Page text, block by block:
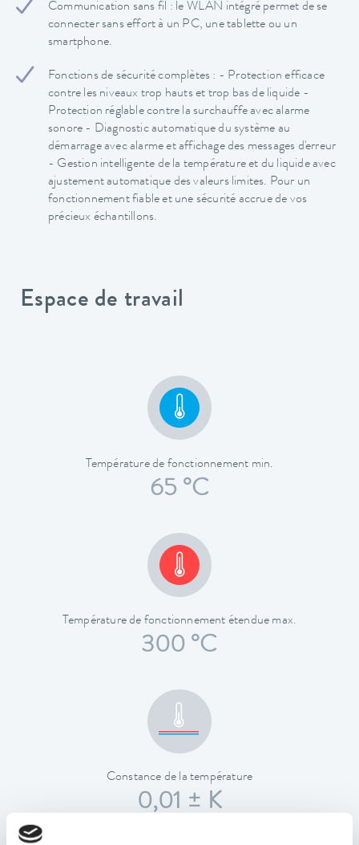
Communication sans fil : le WLAN intégré permet de se
connecter sans effort à un PC, une tablette ou un
smartphone.
Fonctions de sécurité complètes : - Protection efficace
contre les niveaux trop hauts et trop bas de liquide -
Protection réglable contre la surchauffe avec alarme
sonore - Diagnostic automatique du système au
démarrage avec alarme et affichage des messages d'erreur
- Gestion intelligente de la température et du liquide avec
ajustement automatique des valeurs limites. Pour un
fonctionnement fiable et une sécurité accrue de vos
précieux échantillons.
Espace de travail
Température de fonctionnement min.
65 °C
Température de fonctionnement étendue max.
300 °C
Constance de la température
0,01 ± K